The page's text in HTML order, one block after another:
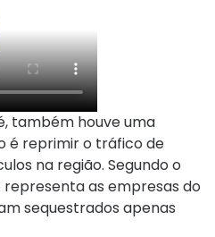
também houve uma
é reprimir o tráfico de
na região. Segundo o
representa as empresas do
sequestrados apenas